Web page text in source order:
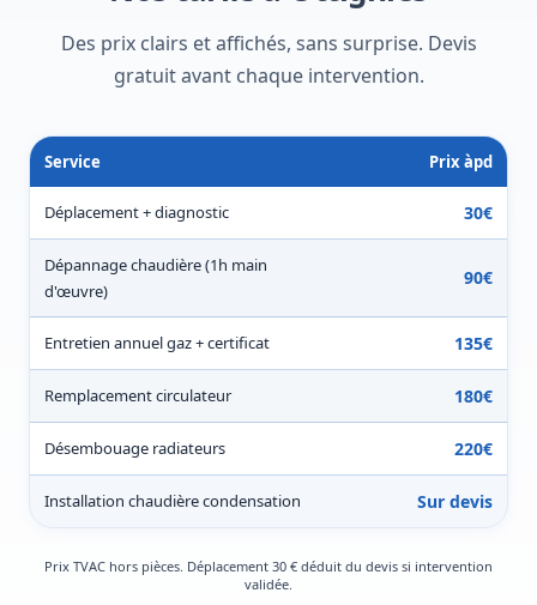
Des prix clairs et affichés, sans surprise. Devis
gratuit avant chaque intervention.
Service Prix àpd
Déplacement + diagnostic 30€
Dépannage chaudière (1h main
d'œuvre)
90€
Entretien annuel gaz + certificat 135€
Remplacement circulateur 180€
Désembouage radiateurs 220€
Installation chaudière condensation Sur devis
Prix TVAC hors pièces. Déplacement 30 € déduit du devis si intervention
validée.